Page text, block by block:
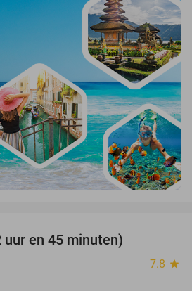
uur en 45 minuten)
7.8 star